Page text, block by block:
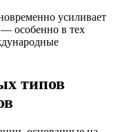
усиливает
— особенно в тех
типов